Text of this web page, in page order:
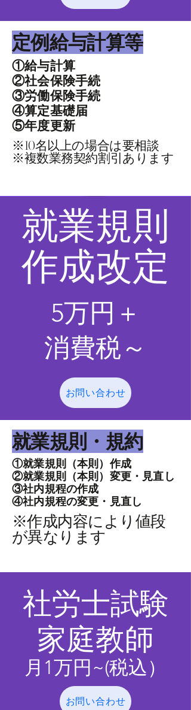
​定例給与計算等
①給与計算
②社会保険手続
​③労働保険手続
④算定基礎届
​⑤年度更新
​※10名以上の場合は要相談
​※複数業務契約割引あります
​就業規則
作成改定
​5万円 ＋
消費税～
お問い合わせ
​就業規則・規約
①就業規則（本則）作成
②就業規則（本則）変更・見直し
③社内規程の作成
④社内規程の変更・見直し
​※作成内容により値段
が異なります
社労士試験
​家庭教師
月​1万円~(​税込）
お問い合わせ